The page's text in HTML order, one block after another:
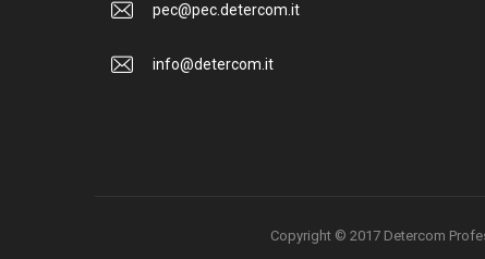
pec@pec.detercom.it
info@detercom.it
Copyright © 2017 Detercom